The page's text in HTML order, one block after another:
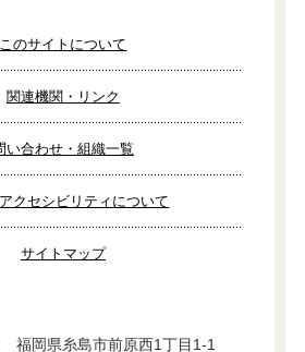
このサイトについて
関連機関・リンク
い合わせ・組織一覧
クセシビリティについて
サイトマップ
福岡県糸島市前原西1丁目1-1